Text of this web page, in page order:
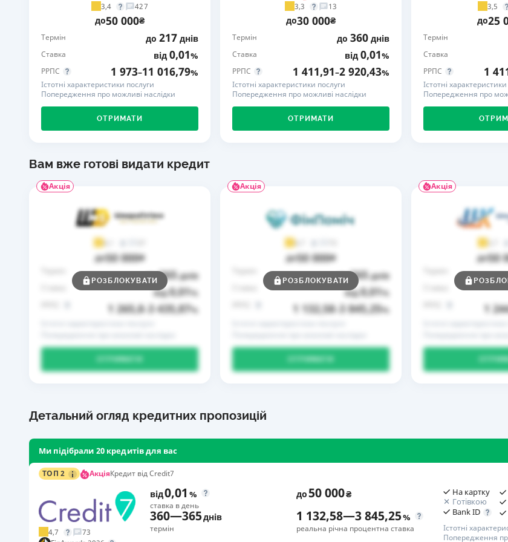
РЕЙТИНГ ДЕБЕТОВИХ
ЩОМІСЯЧНИЙ ОГЛЯД
КЕШБЕКУ
ПУТІВНИКИ ПО
3,4 427
до50 000₴
Термін до 217 днів
Ставка від 0,01%
РРПС 1 973–11 016,79%
Істотні характеристики послуги
Попередження про можливі наслідки
ОТРИМАТИ
3,3 13
до30 000₴
Термін до 360 днів
Ставка від 0,01%
РРПС 1 411,91–2 920,43%
Істотні характеристики послуги
Попередження про можливі наслідки
ОТРИМАТИ
3,5
до25
Термін
Ставка
РРПС 1
Істотні
Попередження про
Вам вже готові видати кредит
Акція
4,1
до50 000₴
до 365днів
від0,01%
1 265,8 3 435,87%
РОЗБЛОКУВАТИ
Акція
4,7
до50 000₴
до 365днів
від0,01%
1 132,58 3 845,25%
РОЗБЛОКУВАТИ
Акція
3,7
до50
1
Детальний огляд кредитних пропозицій
Ми підібрали 20 кредитів для вас
ТОП 2 АкціяКредит від Credit7
4,7
73
від0,01 %
ставка в день
до50 000₴
360—365днів
термін
1 132,58—3 845,25%
реальна річна процентна ставка
На картку
Готівкою
Bank ID
Істотні
Попередження